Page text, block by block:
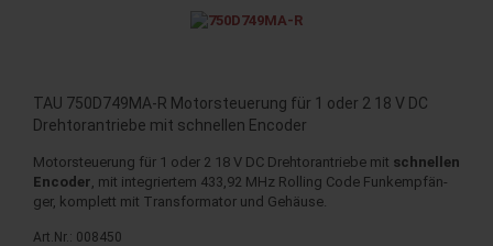
TAU 750D749MA-​​R Mo­tor­steue­rung für 1 oder 2 18 V DC
Dreh­tor­an­trie­be mit schnel­len En­co­der
Mo­tor­steue­rung für 1 oder 2 18 V DC Dreh­tor­an­trie­be mit schnel­len
En­co­der , mit in­te­grier­tem 433,92 MHz Rol­ling Code Funk­emp­fän­
ger, kom­plett mit Trans­for­ma­tor und Ge­häu­se.
Art.Nr.: 008450